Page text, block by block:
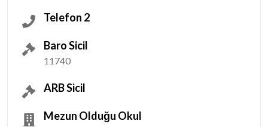
Telefon 2
Baro Sicil
11740
ARB Sicil
Mezun Olduğu Okul